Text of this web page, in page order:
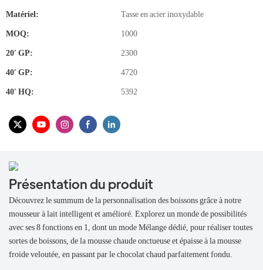
Matériel: Tasse en acier inoxydable
MOQ: 1000
20′ GP: 2300
40′ GP: 4720
40′ HQ: 5392
Présentation du produit
Découvrez le summum de la personnalisation des boissons grâce à notre
mousseur à lait intelligent et amélioré. Explorez un monde de possibilités
avec ses 8 fonctions en 1, dont un mode Mélange dédié, pour réaliser toutes
sortes de boissons, de la mousse chaude onctueuse et épaisse à la mousse
froide veloutée, en passant par le chocolat chaud parfaitement fondu.